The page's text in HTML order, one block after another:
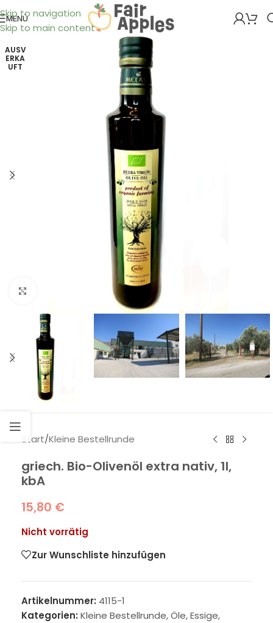
Skip to navigation
Skip to main content
MENÜ
AUSV
ERKA
UFT
Klick zum Vergrößern
Start/Kleine Bestellrunde
griech. Bio-Olivenöl extra nativ, 1l,
kbA
15,80 €
Nicht vorrätig
Zur Wunschliste hinzufügen
Artikelnummer: 4115-1
Kategorien: Kleine Bestellrunde,Öle, Essige,